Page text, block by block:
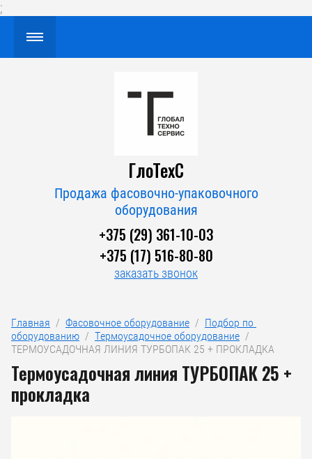
;
ГлоТехС
Продажа фасовочно-упаковочного
оборудования
+375 (29) 361-10-03
+375 (17) 516-80-80
заказать звонок
Главная
  /
Фасовочное оборудование
  /
Подбор по
оборудованию
  /
Термоусадочное оборудование
  /
ТЕРМОУСАДОЧНАЯ ЛИНИЯ ТУРБОПАК 25 + ПРОКЛАДКА
Термоусадочная линия ТУРБОПАК 25 +
прокладка